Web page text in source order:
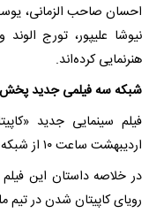
احسان صاحب الزمانی،
نیوشا علیپور، تورج
هنرنمایی کرده‌اند.
شبکه‌ سه‌ فیلمی جدید
اردیبهشت ‌ساعت ۱۰ از شبکه‌ سه‌ سیما پخش می‌شود.
رویای کاپیتان شدن در تیم